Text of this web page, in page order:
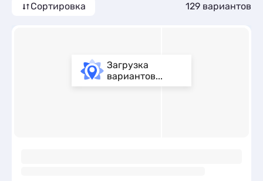
Сортировка 129 вариантов
Загрузка
вариантов...